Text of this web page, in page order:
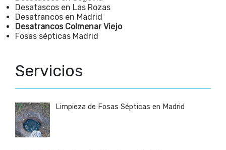
Desatascos en Las Rozas
Desatrancos en Madrid
Desatrancos Colmenar Viejo
Fosas sépticas Madrid
Servicios
Limpieza de Fosas Sépticas en Madrid